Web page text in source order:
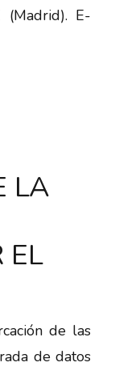
(Madrid). E-
LA
EL
de las
de datos